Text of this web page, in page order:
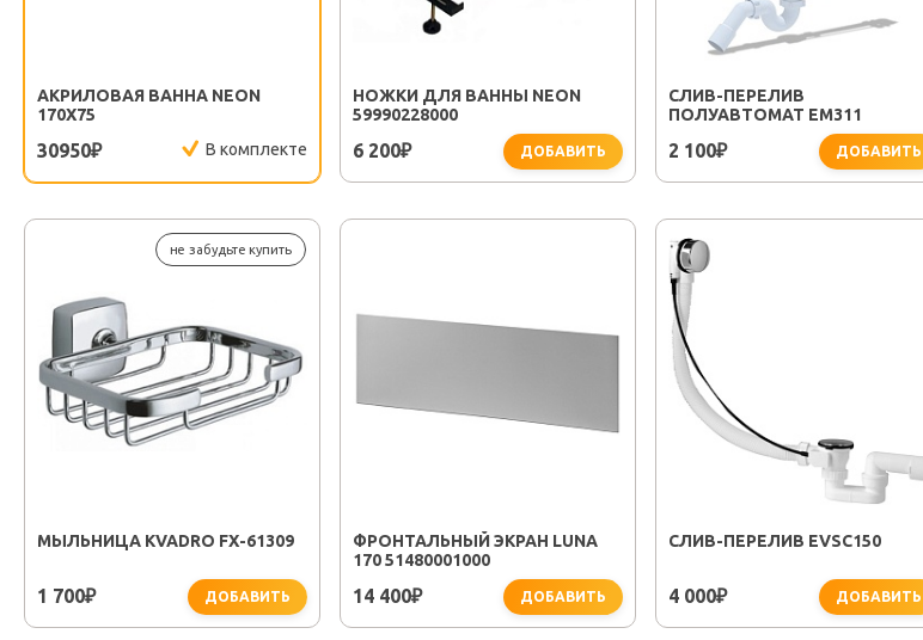
АКРИЛОВАЯ ВАННА NEON
170X75
30950₽ В комплекте
НОЖКИ ДЛЯ ВАННЫ NEON
59990228000
6 200₽ ДОБАВИТЬ
CЛИВ-ПЕРЕЛИВ
ПОЛУАВТОМАТ EM311
2 100₽ ДОБАВИТЬ
не забудьте купить
МЫЛЬНИЦА KVADRO FX-61309
1 700₽ ДОБАВИТЬ
ФРОНТАЛЬНЫЙ ЭКРАН LUNA
170 51480001000
14 400₽ ДОБАВИТЬ
CЛИВ-ПЕРЕЛИВ EVSC150
4 000₽ ДОБАВИТЬ